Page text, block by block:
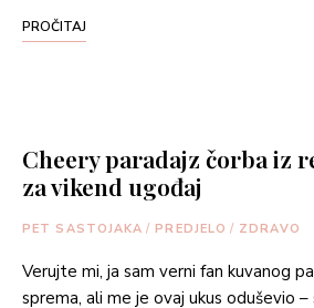
PROČITAJ
Cheery paradajz čorba iz
za vikend ugođaj
PET SASTOJAKA / PREDJELO / ZDRAVO
Verujte mi, ja sam verni fan kuvanog
sprema, ali me je ovaj ukus oduševio